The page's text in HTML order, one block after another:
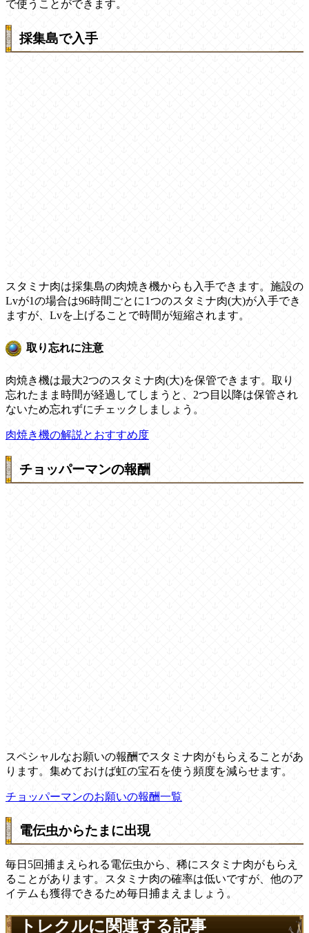
で使うことができます。
採集島で入手
スタミナ肉は採集島の肉焼き機からも入手できます。施設の
Lvが1の場合は96時間ごとに1つのスタミナ肉(大)が入手でき
ますが、Lvを上げることで時間が短縮されます。
取り忘れに注意
肉焼き機は最大2つのスタミナ肉(大)を保管できます。取り
忘れたまま時間が経過してしまうと、2つ目以降は保管され
ないため忘れずにチェックしましょう。
肉焼き機の解説とおすすめ度
チョッパーマンの報酬
スペシャルなお願いの報酬でスタミナ肉がもらえることがあ
ります。集めておけば虹の宝石を使う頻度を減らせます。
チョッパーマンのお願いの報酬一覧
電伝虫からたまに出現
毎日5回捕まえられる電伝虫から、稀にスタミナ肉がもらえ
ることがあります。スタミナ肉の確率は低いですが、他のア
イテムも獲得できるため毎日捕まえましょう。
トレクルに関連する記事